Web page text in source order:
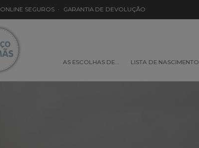
SEGUROS · GARANTIA DE DEVOLUÇÃO
AS ESCOLHAS DE… LISTA DE NASCIMENTO